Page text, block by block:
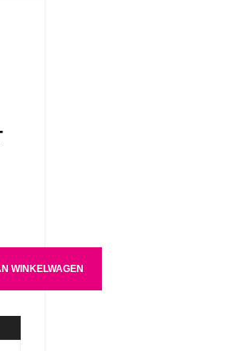
WINKELWAGEN